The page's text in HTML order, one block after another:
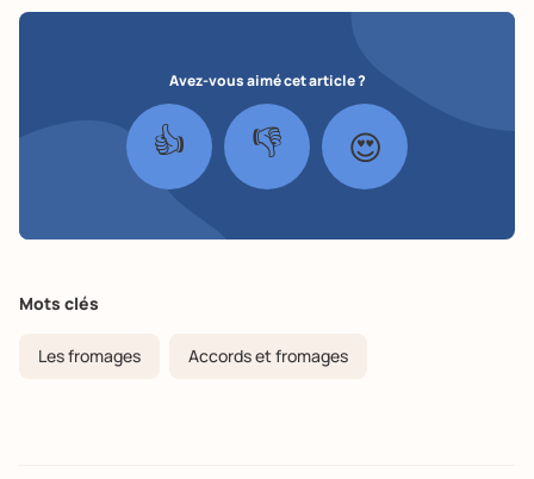
Avez-vous aimé cet article ?
👍 👎 😍
Mots clés
Les fromages Accords et fromages